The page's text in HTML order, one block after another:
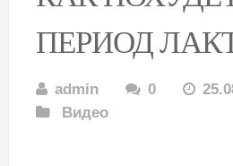
ПЕРИОД
admin 0
Видео